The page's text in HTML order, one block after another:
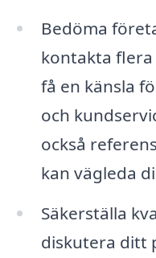
Bedöma
kontakta
få en känsla
och
också
kan vägleda
Säkerställa
diskutera ditt